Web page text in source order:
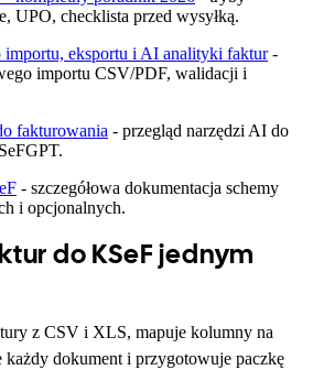
UPO, checklista przed wysyłką.
eksportu i AI analityki faktur-
importu CSV/PDF, walidacji i
fakturowania - przegląd narzędzi AI do
- szczegółowa dokumentacja schemy
i opcjonalnych.
do KSeF jednym
z CSV i XLS, mapuje kolumny na
dokument i przygotowuje paczkę